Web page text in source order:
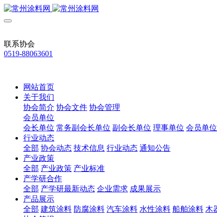
联系协会
0519-88063601
网站首页
关于我们
协会简介 协会文件 协会管理
会员单位
会长单位 常务副会长单位 副会长单位 理事单位 会员单位
行业动态
全部 协会动态 技术信息 行业动态 通知公告
产业政策
全部 产业政策 产业标准
产学研合作
全部 产学研最新动态 企业需求 成果展示
产品展示
全部 建筑涂料 防腐涂料 汽车涂料 水性涂料 船舶涂料 木